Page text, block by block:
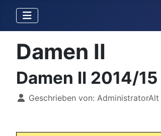
Damen II
Damen II 2014/15
DetailsGeschrieben von: AdministratorAlt